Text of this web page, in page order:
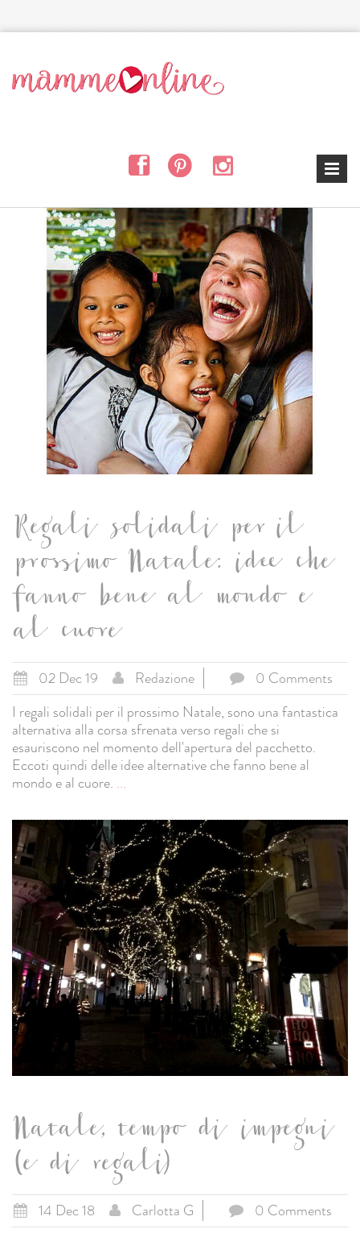
Regali solidali per il
prossimo Natale: idee che
fanno bene al mondo e
al cuore
02 Dec 19 Redazione
0 Comments
I regali solidali per il prossimo Natale, sono una fantastica
alternativa alla corsa sfrenata verso regali che si
esauriscono nel momento dell'apertura del pacchetto.
Eccoti quindi delle idee alternative che fanno bene al
mondo e al cuore. ...
Natale, tempo di impegni
(e di regali)
14 Dec 18 Carlotta G
0 Comments